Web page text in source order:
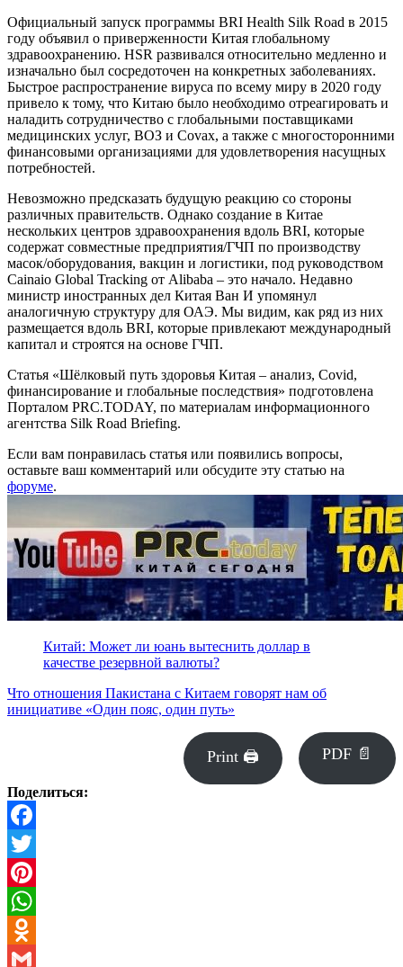
Официальный запуск программы BRI Health Silk Road в 2015
году объявил о приверженности Китая глобальному
здравоохранению. HSR развивался относительно медленно и
изначально был сосредоточен на конкретных заболеваниях.
Быстрое распространение вируса по всему миру в 2020 году
привело к тому, что Китаю было необходимо отреагировать и
наладить сотрудничество с глобальными поставщиками
медицинских услуг, ВОЗ и Covax, а также с многосторонними
финансовыми организациями для удовлетворения насущных
потребностей.
Невозможно предсказать будущую реакцию со стороны
различных правительств. Однако создание в Китае
нескольких центров здравоохранения вдоль BRI, которые
содержат совместные предприятия/ГЧП по производству
масок/оборудования, вакцин и логистики, под руководством
Cainaio Global Tracking от Alibaba – это начало. Недавно
министр иностранных дел Китая Ван И упомянул
аналогичную структуру для ОАЭ. Мы видим, как ряд из них
размещается вдоль BRI, которые привлекают международный
капитал и строятся на основе ГЧП.
Статья «Шёлковый путь здоровья Китая – анализ, Covid,
финансирование и глобальные последствия» подготовлена
Порталом PRC.TODAY, по материалам информационного
агентства Silk Road Briefing.
Если вам понравилась статья или появились вопросы,
оставьте ваш комментарий или обсудите эту статью на
форуме.
Китай: Может ли юань вытеснить доллар в
качестве резервной валюты?
Что отношения Пакистана с Китаем говорят нам об
инициативе «Один пояс, один путь»
Print 🖨 PDF 📄
Поделиться:
Facebook
Twitter
Pinterest
WhatsApp
Odnoklassniki